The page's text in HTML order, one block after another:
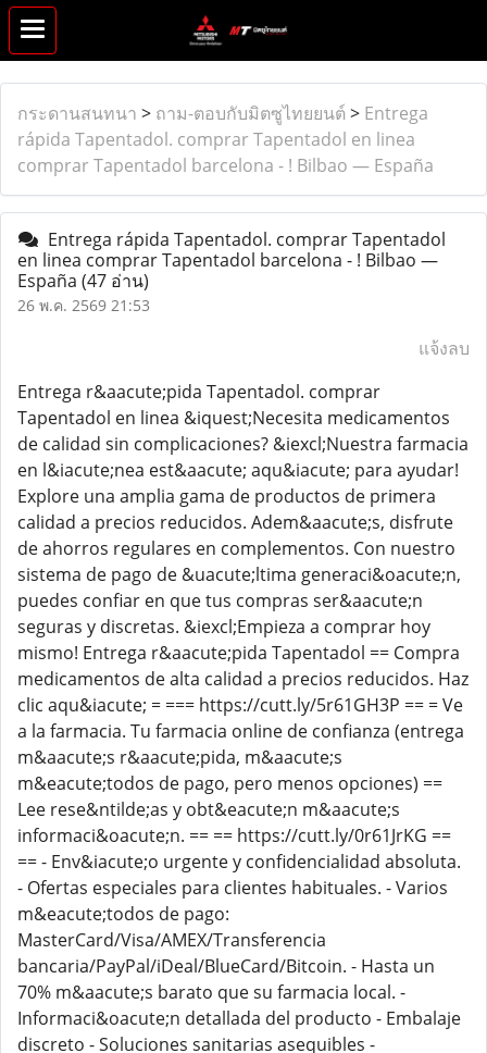
กระดานสนทนา > ถาม-ตอบกับมิตซูไทยยนต์ > Entrega
rápida Tapentadol. comprar Tapentadol en linea
comprar Tapentadol barcelona - ! Bilbao — España
Entrega rápida Tapentadol. comprar Tapentadol
en linea comprar Tapentadol barcelona - ! Bilbao —
España (47 อ่าน)
26 พ.ค. 2569 21:53
แจ้งลบ
Entrega r&aacute;pida Tapentadol. comprar
Tapentadol en linea &iquest;Necesita medicamentos
de calidad sin complicaciones? &iexcl;Nuestra farmacia
en l&iacute;nea est&aacute; aqu&iacute; para ayudar!
Explore una amplia gama de productos de primera
calidad a precios reducidos. Adem&aacute;s, disfrute
de ahorros regulares en complementos. Con nuestro
sistema de pago de &uacute;ltima generaci&oacute;n,
puedes confiar en que tus compras ser&aacute;n
seguras y discretas. &iexcl;Empieza a comprar hoy
mismo! Entrega r&aacute;pida Tapentadol == Compra
medicamentos de alta calidad a precios reducidos. Haz
clic aqu&iacute; = === https://cutt.ly/5r61GH3P == = Ve
a la farmacia. Tu farmacia online de confianza (entrega
m&aacute;s r&aacute;pida, m&aacute;s
m&eacute;todos de pago, pero menos opciones) ==
Lee rese&ntilde;as y obt&eacute;n m&aacute;s
informaci&oacute;n. == == https://cutt.ly/0r61JrKG ==
== - Env&iacute;o urgente y confidencialidad absoluta.
- Ofertas especiales para clientes habituales. - Varios
m&eacute;todos de pago:
MasterCard/Visa/AMEX/Transferencia
bancaria/PayPal/iDeal/BlueCard/Bitcoin. - Hasta un
70% m&aacute;s barato que su farmacia local. -
Informaci&oacute;n detallada del producto - Embalaje
discreto - Soluciones sanitarias asequibles -